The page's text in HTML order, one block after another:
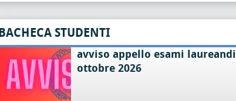
BACHECA STUDENTI
avviso appello esami laureandi
ottobre 2026